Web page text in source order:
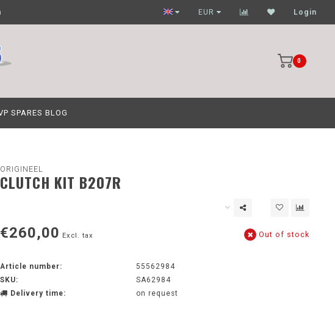
Garagehouders nog scherpere prijzen
EUR Login
0
SPARES BLOG
ORIGINEEL
CLUTCH KIT B207R
€260,00 Excl. tax Out of stock
Article number:
55562984
SKU:
SA62984
Delivery time:
on request